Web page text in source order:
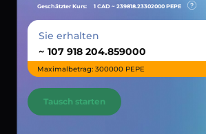
Geschätzter Kurs: 1 CAD ~ 239818.23302000 PEPE
Sie erhalten
~
Maximalbetrag: 300000 PEPE
Tausch starten